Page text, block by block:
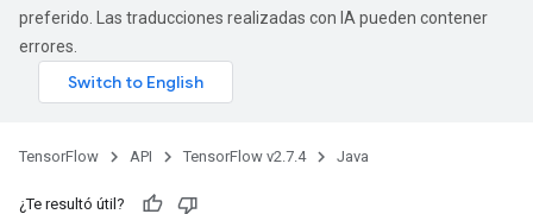
preferido. Las traducciones realizadas con IA pueden contener
errores.
TensorFlow API TensorFlow v2.7.4 Java
¿Te resultó útil?